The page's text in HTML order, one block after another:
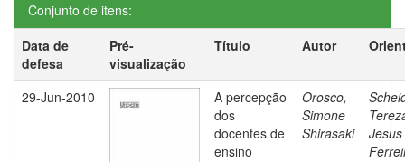
Conjunto de itens:
Data de
defesa
Pré-
visualização
Título Autor
29-Jun-2010
A percepção
dos
docentes de
ensino
Orosco,
Simone
Shirasaki
Jesus